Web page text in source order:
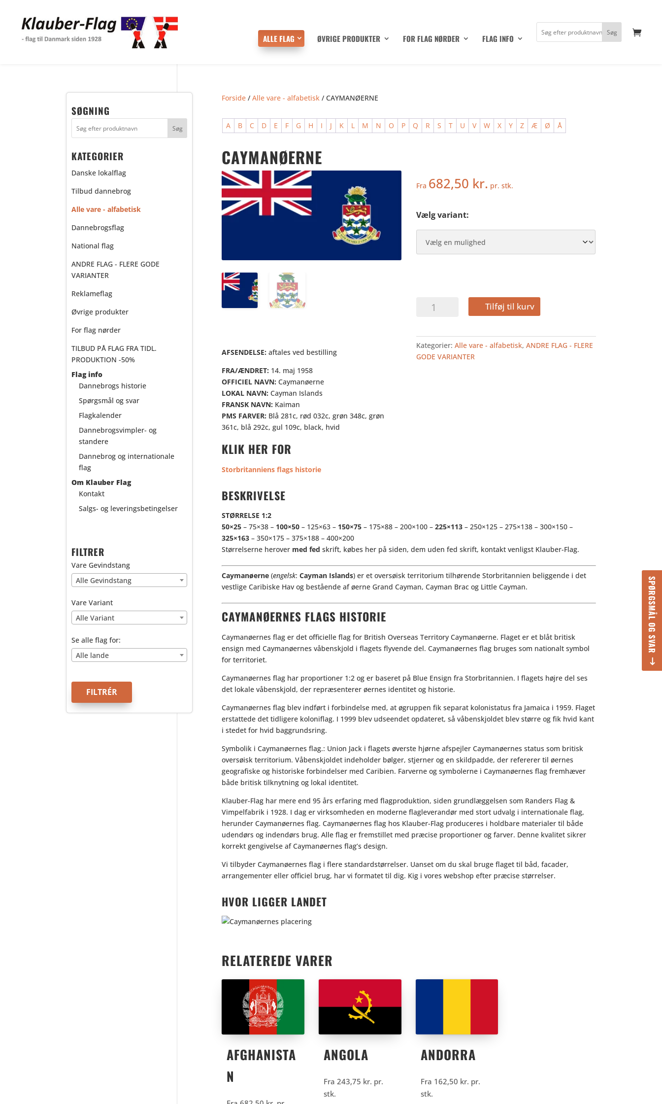
ALLE FLAG ØVRIGE PRODUKTER FOR FLAG NØRDER FLAG INFO
SPØRGSMÅL OG SVAR
Forside /Alle vare - alfabetisk / CAYMANØERNE
A B C D E F G H I J K L M N O P Q R S T U V W X Y Z Æ Ø Å
CAYMANØERNE
AFSENDELSE: aftales ved bestilling
FRA/ÆNDRET: 14. maj 1958
OFFICIEL NAVN: Caymanøerne
LOKAL NAVN: Cayman Islands
FRANSK NAVN: Kaiman
PMS FARVER: Blå 281c, rød 032c, grøn 348c, grøn
361c, blå 292c, gul 109c, black, hvid
KLIK HER FOR
Storbritanniens flags historie
Fra 682,50 kr. pr. stk.
Vælg variant:
CAYMANØERNE
Tilføj til kurv
Kategorier:Alle vare - alfabetisk,ANDRE FLAG - FLERE
GODE VARIANTER
BESKRIVELSE
STØRRELSE 1:2
50×25 – 75×38 – 100×50 – 125×63 – 150×75 – 175×88 – 200×100 –225×113 – 250×125 – 275×138 – 300×150 –
325×163 – 350×175 – 375×188 – 400×200
Størrelserne herover med fed skrift, købes her på siden, dem uden fed skrift, kontakt venligst Klauber-Flag.
Caymanøerne (engelsk:Cayman Islands) er et oversøisk territorium tilhørende Storbritannien beliggende i det
vestlige Caribiske Hav og bestående af øerne Grand Cayman, Cayman Brac og Little Cayman.
CAYMANØERNES FLAGS HISTORIE
Caymanøernes flag er det officielle flag for British Overseas Territory Caymanøerne. Flaget er et blåt britisk
ensign med Caymanøernes våbenskjold i flagets flyvende del. Caymanøernes flag bruges som nationalt symbol
for territoriet.
Caymanøernes flag har proportioner 1:2 og er baseret på Blue Ensign fra Storbritannien. I flagets højre del ses
det lokale våbenskjold, der repræsenterer øernes identitet og historie.
Caymanøernes flag blev indført i forbindelse med, at øgruppen fik separat kolonistatus fra Jamaica i 1959. Flaget
erstattede det tidligere koloniflag. I 1999 blev udseendet opdateret, så våbenskjoldet blev større og fik hvid kant
i stedet for hvid baggrundsring.
Symbolik i Caymanøernes flag.: Union Jack i flagets øverste hjørne afspejler Caymanøernes status som britisk
oversøisk territorium. Våbenskjoldet indeholder bølger, stjerner og en skildpadde, der refererer til øernes
geografiske og historiske forbindelser med Caribien. Farverne og symbolerne i Caymanøernes flag fremhæver
både britisk tilknytning og lokal identitet.
Klauber-Flag har mere end 95 års erfaring med flagproduktion, siden grundlæggelsen som Randers Flag &
Vimpelfabrik i 1928. I dag er virksomheden en moderne flagleverandør med stort udvalg i internationale flag,
herunder Caymanøernes flag. Caymanøernes flag hos Klauber-Flag produceres i holdbare materialer til både
udendørs og indendørs brug. Alle flag er fremstillet med præcise proportioner og farver. Denne kvalitet sikrer
korrekt gengivelse af Caymanøernes flag’s design.
Vi tilbyder Caymanøernes flag i flere standardstørrelser. Uanset om du skal bruge flaget til båd, facader,
arrangementer eller officiel brug, har vi formatet til dig. Kig i vores webshop efter præcise størrelser.
HVOR LIGGER LANDET
RELATEREDE VARER
AFGHANISTA
N
ANGOLA
Fra 243,75 kr. pr.
stk.
ANDORRA
Fra 162,50 kr. pr.
stk.
SØGNING
KATEGORIER
Danske lokalflag
Tilbud dannebrog
Alle vare - alfabetisk
Dannebrogsflag
National flag
ANDRE FLAG - FLERE GODE
VARIANTER
Reklameflag
Øvrige produkter
For flag nørder
TILBUD PÅ FLAG FRA TIDL.
PRODUKTION -50%
Flag info
Dannebrogs historie
Spørgsmål og svar
Flagkalender
Dannebrogsvimpler- og
standere
Dannebrog og internationale
flag
Om Klauber Flag
Kontakt
Salgs- og leveringsbetingelser
FILTRER
Vare Gevindstang
Alle Gevindstang
Vare Variant
Alle Variant
Se alle flag for:
Alle lande
FILTRÉR